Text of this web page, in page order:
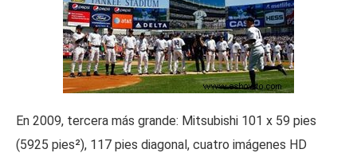
En 2009, tercera más grande: Mitsubishi 101 x 59 pies
(5925 pies²), 117 pies diagonal, cuatro imágenes HD